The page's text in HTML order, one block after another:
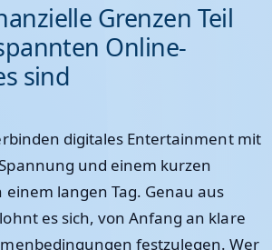
Grenzen Teil
Online-
sind
digitales Entertainment mit
und einem kurzen
einem langen Tag. Genau aus
es sich, von Anfang an klare
festzulegen. Wer